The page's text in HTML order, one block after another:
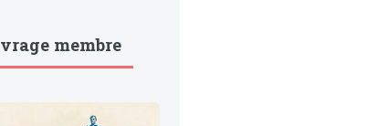
membre